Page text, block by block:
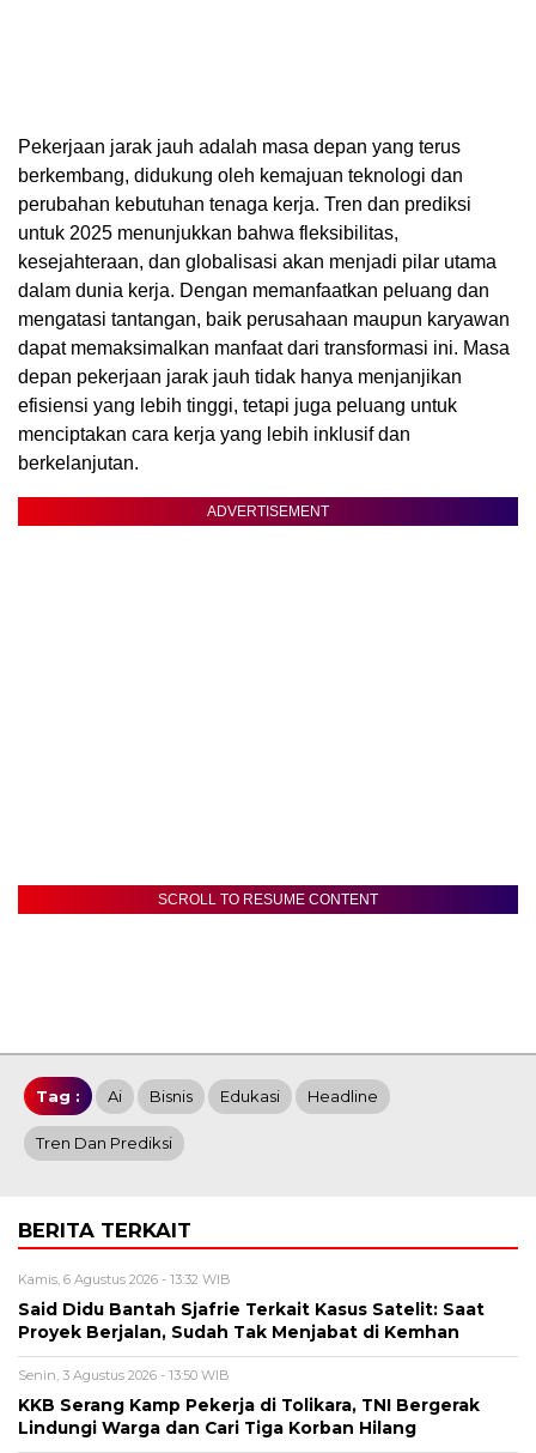
Pekerjaan jarak jauh adalah masa depan yang terus
berkembang, didukung oleh kemajuan teknologi dan
perubahan kebutuhan tenaga kerja. Tren dan prediksi
untuk 2025 menunjukkan bahwa fleksibilitas,
kesejahteraan, dan globalisasi akan menjadi pilar utama
dalam dunia kerja. Dengan memanfaatkan peluang dan
mengatasi tantangan, baik perusahaan maupun karyawan
dapat memaksimalkan manfaat dari transformasi ini. Masa
depan pekerjaan jarak jauh tidak hanya menjanjikan
efisiensi yang lebih tinggi, tetapi juga peluang untuk
menciptakan cara kerja yang lebih inklusif dan
berkelanjutan.
ADVERTISEMENT
SCROLL TO RESUME CONTENT
Tag : Ai Bisnis Edukasi Headline
Tren Dan Prediksi
BERITA TERKAIT
Kamis, 6 Agustus 2026 - 13:32 WIB
Said Didu Bantah Sjafrie Terkait Kasus Satelit: Saat
Proyek Berjalan, Sudah Tak Menjabat di Kemhan
Senin, 3 Agustus 2026 - 13:50 WIB
KKB Serang Kamp Pekerja di Tolikara, TNI Bergerak
Lindungi Warga dan Cari Tiga Korban Hilang